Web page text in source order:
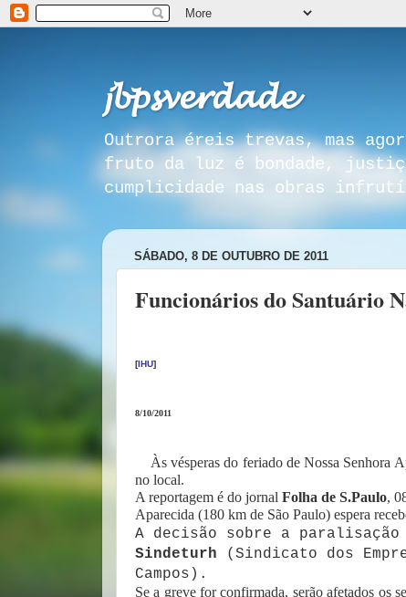
𝓳𝓫𝓹𝓼𝓿𝓮𝓻𝓭𝓪𝓭𝓮
Outrora éreis trevas, mas
fruto da luz é bondade,
cumplicidade nas obras
SÁBADO, 8 DE OUTUBRO DE 2011
Funcionários do Santuário
[IHU]
8/10/2011
Às vésperas do feriado de Nossa Senhora
no local.
A reportagem é do jornal Folha de S.Paulo,
Aparecida (180 km de São Paulo) espera
A decisão sobre a paralisação
Sindeturh (Sindicato dos
Campos).
Se a greve for confirmada, serão afetados os